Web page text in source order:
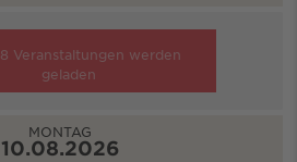
8 Veranstaltungen werden
geladen
MONTAG
10.08.2026